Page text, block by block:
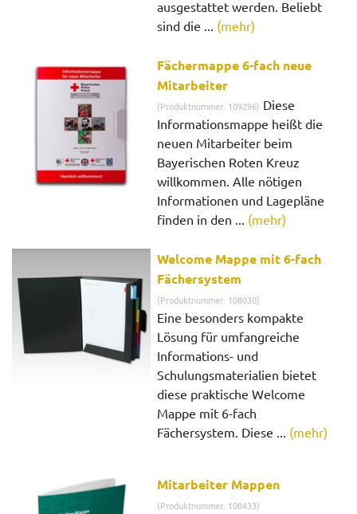
ausgestattet werden. Beliebt
sind die ... (mehr)
Fächermappe 6-fach neue
Mitarbeiter
(Produktnummer: 109296) Diese
Informationsmappe heißt die
neuen Mitarbeiter beim
Bayerischen Roten Kreuz
willkommen. Alle nötigen
Informationen und Lagepläne
finden in den ... (mehr)
Welcome Mappe mit 6-fach
Fächersystem
(Produktnummer: 108030)
Eine besonders kompakte
Lösung für umfangreiche
Informations- und
Schulungsmaterialien bietet
diese praktische Welcome
Mappe mit 6-fach
Fächersystem. Diese ... (mehr)
Mitarbeiter Mappen
(Produktnummer: 108433)